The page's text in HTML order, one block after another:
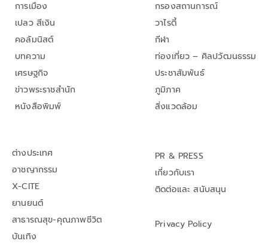
การเมือง
เปลว สีเงิน
คอลัมนิสต์
บทความ
เศรษฐกิจ
ข่าวพระราชสำนัก
หนังสือพิมพ์
กรองสถานการณ์
วาไรตี้
กีฬา
ท่องเที่ยว – ศิลปวัฒนธรรม
ประชาสัมพันธ์
ภูมิภาค
สิ่งแวดล้อม
ต่างประเทศ
อาชญากรรม
X-CITE
ยานยนต์
สาธารณสุข-คุณภาพชีวิต
บันเทิง
PR & PRESS
เกี่ยวกับเรา
ติดต่อและ สนับสนุน
Privacy Policy